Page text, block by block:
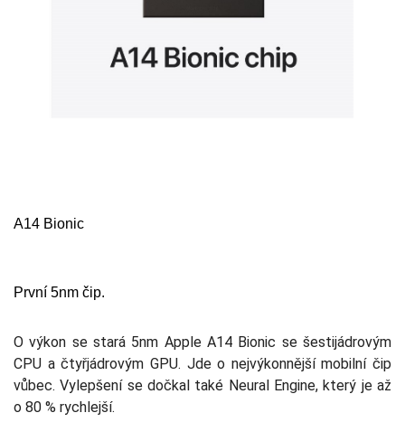
A14 Bionic
První 5nm čip.
O výkon se stará 5nm Apple A14 Bionic se šestijádrovým
CPU a čtyřjádrovým GPU. Jde o nejvýkonnější mobilní čip
vůbec. Vylepšení se dočkal také Neural Engine, který je až
o 80 % rychlejší.